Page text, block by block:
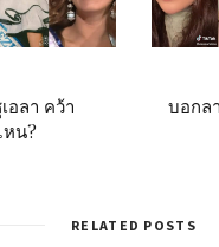
อลา คว้า
น?
บอกล
RELATED POSTS